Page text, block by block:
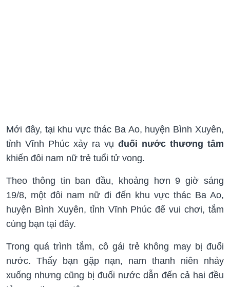
Mới đây, tại khu vực thác Ba Ao, huyện Bình Xuyên,
tỉnh Vĩnh Phúc xảy ra vụ đuối nước thương tâm
khiến đôi nam nữ trẻ tuổi tử vong.
Theo thông tin ban đầu, khoảng hơn 9 giờ sáng
19/8, một đôi nam nữ đi đến khu vực thác Ba Ao,
huyện Bình Xuyên, tỉnh Vĩnh Phúc để vui chơi, tắm
cùng bạn tại đây.
Trong quá trình tắm, cô gái trẻ không may bị đuối
nước. Thấy bạn gặp nạn, nam thanh niên nhảy
xuống nhưng cũng bị đuối nước dẫn đến cả hai đều